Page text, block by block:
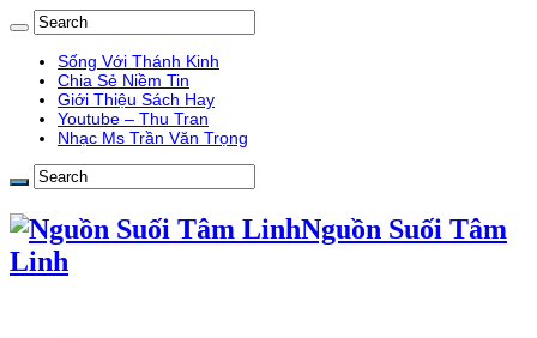
Sống Với Thánh Kinh
Chia Sẻ Niềm Tin
Giới Thiệu Sách Hay
Youtube – Thu Tran
Nhạc Ms Trần Văn Trọng
Nguồn Suối Tâm
Linh